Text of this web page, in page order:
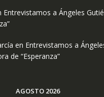
Entrevistamos a Ángeles
en Entrevistamos a
de “Esperanza”
AGOSTO 2026